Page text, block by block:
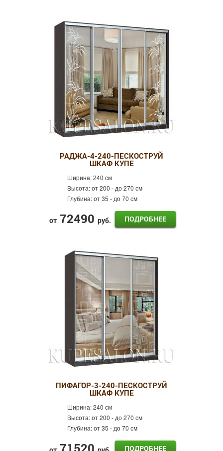
РАДЖА-4-240-ПЕСКОСТРУЙ
ШКАФ КУПЕ
Ширина:240 см
Высота:от 200 - до 270 см
Глубина:от 35 - до 70 см
от 72490 руб. ПОДРОБНЕЕ
ПИФАГОР-3-240-ПЕСКОСТРУЙ
ШКАФ КУПЕ
Ширина:240 см
Высота:от 200 - до 270 см
Глубина:от 35 - до 70 см
ПОДРОБНЕЕ